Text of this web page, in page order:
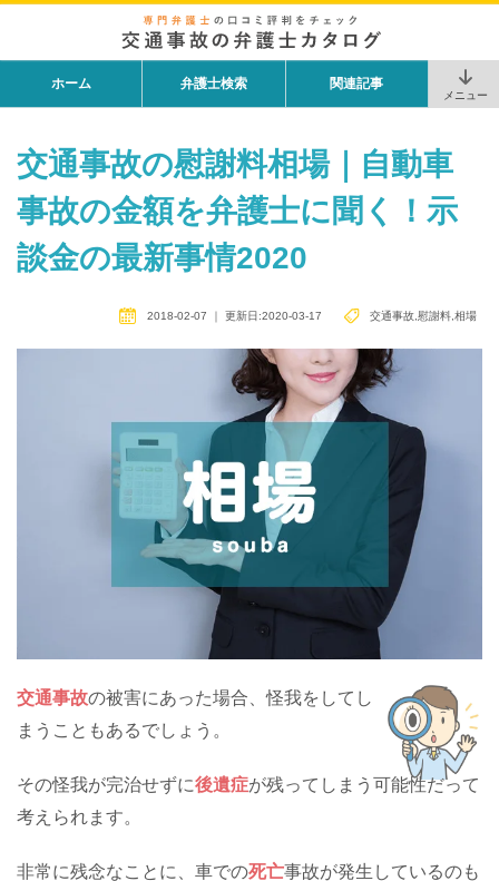
ホーム 弁護士検索 関連記事
メニュー
交通事故の慰謝料相場｜自動車
事故の金額を弁護士に聞く！示
談金の最新事情2020
｜ 更新日:2020-03-17 交通事故,慰謝料 相場
交通事故の被害にあった場合、怪我をしてし
まうこともあるでしょう。
その怪我が完治せずに後遺症が残ってしまう可能性だって
考えられます。
非常に残念なことに、車での死亡事故が発生しているのも